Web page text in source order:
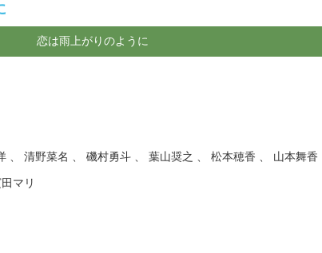
恋は雨上がりのように
、 清野菜名 、 磯村勇斗 、 葉山奨之 、 松本穂香 、 山本舞香
マリ